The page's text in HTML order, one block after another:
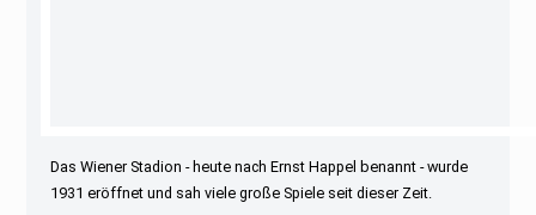
Das Wiener Stadion - heute nach Ernst Happel benannt - wurde
1931 eröffnet und sah viele große Spiele seit dieser Zeit.